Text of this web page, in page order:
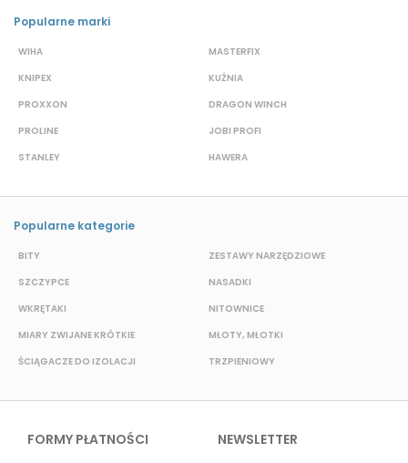
Popularne marki
WIHA
KNIPEX
PROXXON
PROLINE
STANLEY
MASTERFIX
KUŹNIA
DRAGON WINCH
JOBI PROFI
HAWERA
Popularne kategorie
BITY
SZCZYPCE
WKRĘTAKI
MIARY ZWIJANE KRÓTKIE
ŚCIĄGACZE DO IZOLACJI
ZESTAWY NARZĘDZIOWE
NASADKI
NITOWNICE
MŁOTY, MŁOTKI
TRZPIENIOWY
FORMY PŁATNOŚCI NEWSLETTER